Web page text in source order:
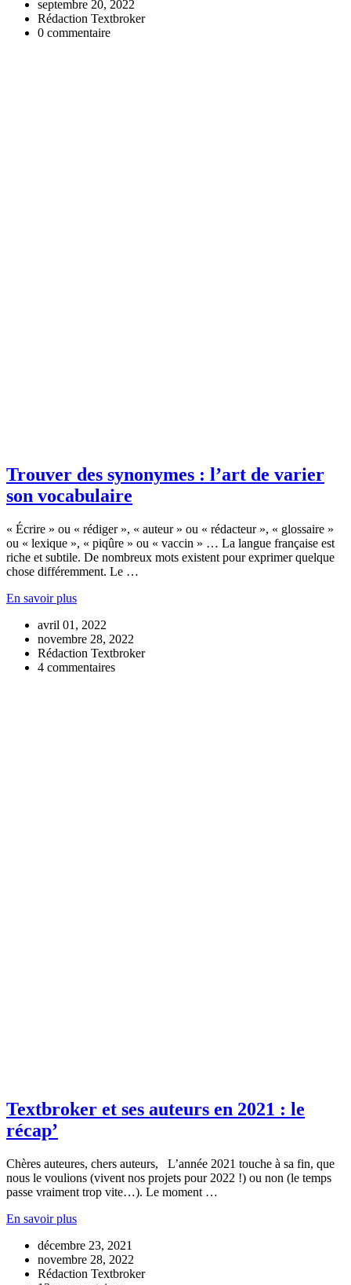
septembre 20, 2022
Rédaction Textbroker
0 commentaire
Trouver des synonymes : l’art de varier
son vocabulaire
« Écrire » ou « rédiger », « auteur » ou « rédacteur », « glossaire »
ou « lexique », « piqûre » ou « vaccin » … La langue française est
riche et subtile. De nombreux mots existent pour exprimer quelque
chose différemment. Le …
En savoir plus
avril 01, 2022
novembre 28, 2022
Rédaction Textbroker
4 commentaires
Textbroker et ses auteurs en 2021 : le
récap’
Chères auteures, chers auteurs, L’année 2021 touche à sa fin, que
nous le voulions (vivent nos projets pour 2022 !) ou non (le temps
passe vraiment trop vite…). Le moment …
En savoir plus
décembre 23, 2021
novembre 28, 2022
Rédaction Textbroker